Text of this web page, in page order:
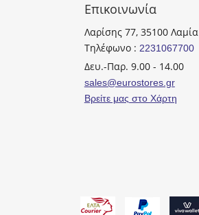
Επικοινωνία
Λαρίσης 77, 35100 Λαμία
Τηλέφωνο : 2231067700
Δευ.-Παρ. 9.00 - 14.00
sales@eurostores.gr
Βρείτε μας στο Χάρτη